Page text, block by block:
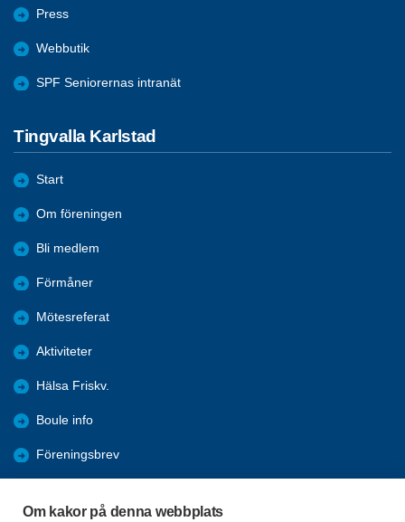
Om kakor på denna webbplats
Press
Webbutik
SPF Seniorernas intranät
Tingvalla Karlstad
Start
Om föreningen
Bli medlem
Förmåner
Mötesreferat
Aktiviteter
Hälsa Friskv.
Boule info
Föreningsbrev